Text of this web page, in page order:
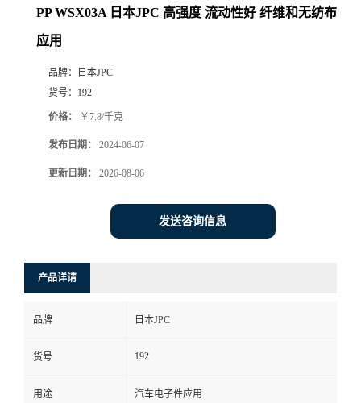
PP WSX03A 日本JPC 高强度 流动性好 纤维和无纺布
应用
品牌：
日本JPC
货号： 192
价格： ￥7.8/千克
发布日期： 2024-06-07
更新日期： 2026-08-06
发送咨询信息
产品详请
品牌 日本JPC
货号 192
用途 汽车电子件应用